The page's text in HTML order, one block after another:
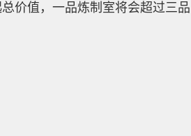
价值，一品炼制室将会超过三品